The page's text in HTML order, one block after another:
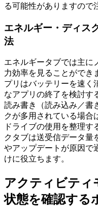
る可能性がありますので
エネルギー・ディス
法
エネルギータブでは主に
力効率を見ることができ
プリはバッテリーを速く
なアプリの終了を検討す
読み書き（読み込み／書
クが多用されている場合
ドライブの使用を整理
クタブは送受信データ量
やアップデートが原因で
けに役立ちます。
アクティビティ
状態を確認する